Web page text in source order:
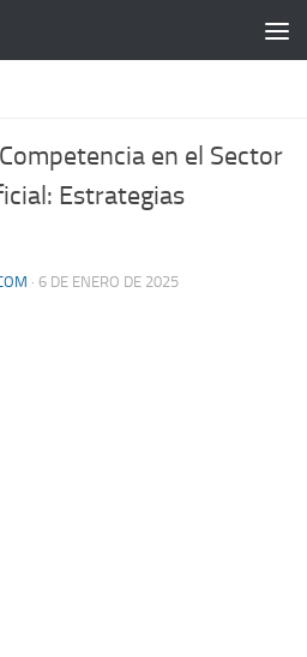
en el Sector
Estrategias
· 6 DE ENERO DE 2025